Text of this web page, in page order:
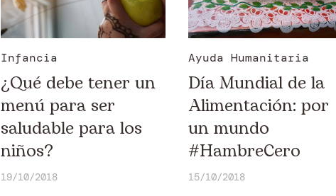
Infancia
¿Qué debe tener un
menú para ser
saludable para los
niños?
19/10/2018
Ayuda Humanitaria
Día Mundial de la
Alimentación: por
un mundo
#HambreCero
15/10/2018